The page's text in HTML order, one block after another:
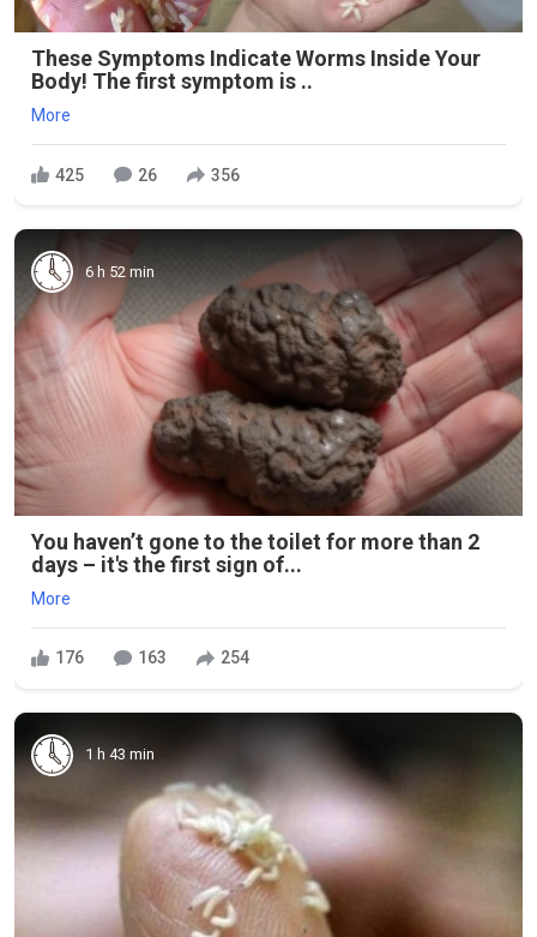
These Symptoms Indicate Worms Inside Your
Body! The first symptom is ..
More
425 26 356
6 h 52 min
You haven’t gone to the toilet for more than 2
days – it's the first sign of...
More
176 163 254
1 h 43 min